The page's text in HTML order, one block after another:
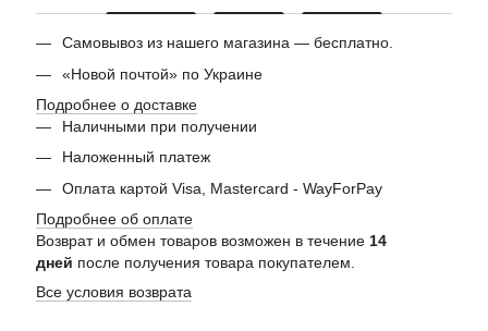
Самовывоз из нашего магазина — бесплатно.
«Новой почтой» по Украине
Подробнее о доставке
Наличными при получении
Наложенный платеж
Оплата картой Visa, Mastercard - WayForPay
Подробнее об оплате
Возврат и обмен товаров возможен в течение 14
дней после получения товара покупателем.
Все условия возврата